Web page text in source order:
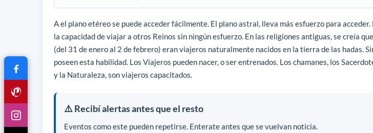
A el plano etéreo se puede acceder fácilmente. El plano astral, lleva más esfuerzo para
la capacidad de viajar a otros Reinos sin ningún esfuerzo. En las religiones antiguas, se creía
(del 31 de enero al 2 de febrero) eran viajeros naturalmente nacidos en la tierra de las hadas.
poseen esta habilidad. Los Viajeros pueden nacer, o ser entrenados. Los chamanes, los
y la Naturaleza, son viajeros capacitados.
⚠️ Recibí alertas antes que el resto
Eventos como este pueden repetirse. Enterate antes que se vuelvan noticia.